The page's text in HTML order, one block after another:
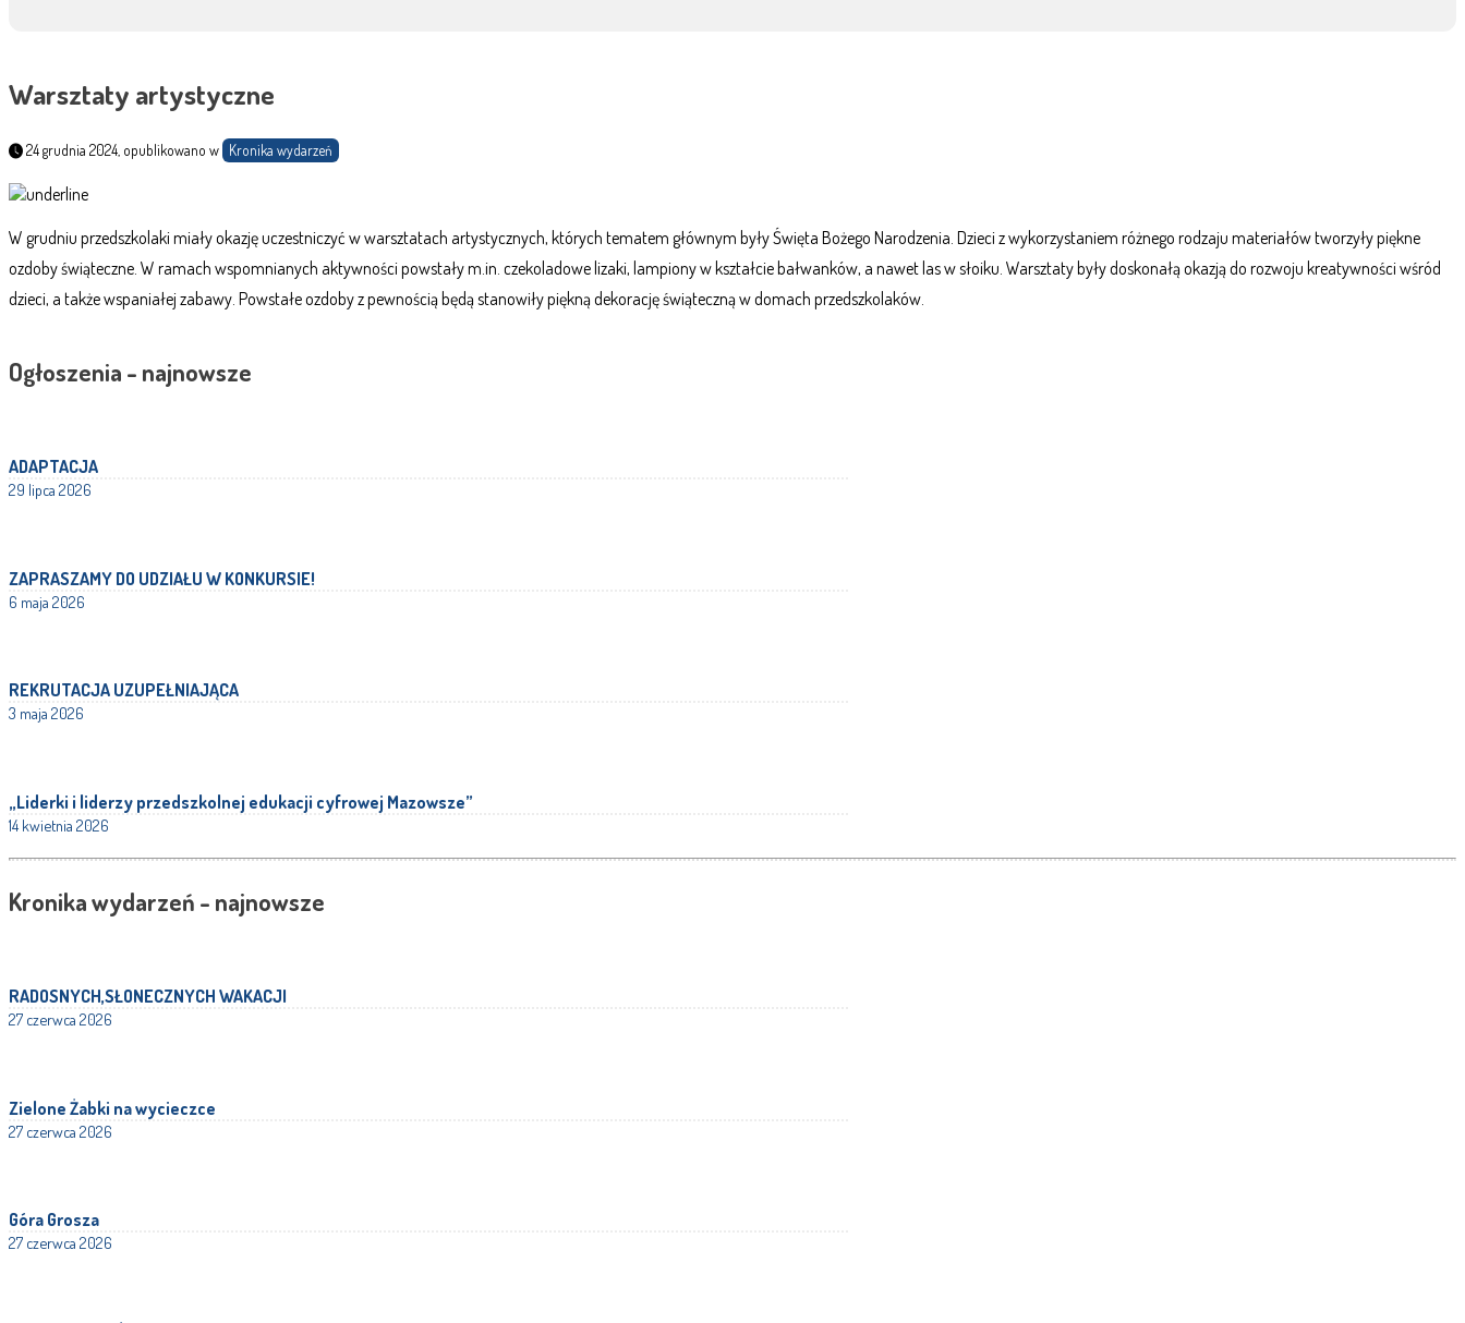
Warsztaty artystyczne
24 grudnia 2024, opublikowano w Kronika wydarzeń
W grudniu przedszkolaki miały okazję uczestniczyć w warsztatach artystycznych, których tematem głównym były Święta Bożego Narodzenia. Dzieci z wykorzystaniem różnego rodzaju materiałów tworzyły piękne
ozdoby świąteczne. W ramach wspomnianych aktywności powstały m.in. czekoladowe lizaki, lampiony w kształcie bałwanków, a nawet las w słoiku. Warsztaty były doskonałą okazją do rozwoju kreatywności wśród
dzieci, a także wspaniałej zabawy. Powstałe ozdoby z pewnością będą stanowiły piękną dekorację świąteczną w domach przedszkolaków.
Ogłoszenia - najnowsze
ADAPTACJA
29 lipca 2026
ZAPRASZAMY DO UDZIAŁU W KONKURSIE!
6 maja 2026
REKRUTACJA UZUPEŁNIAJĄCA
3 maja 2026
„Liderki i liderzy przedszkolnej edukacji cyfrowej Mazowsze”
14 kwietnia 2026
Kronika wydarzeń - najnowsze
RADOSNYCH,SŁONECZNYCH WAKACJI
27 czerwca 2026
Zielone Żabki na wycieczce
27 czerwca 2026
Góra Grosza
27 czerwca 2026